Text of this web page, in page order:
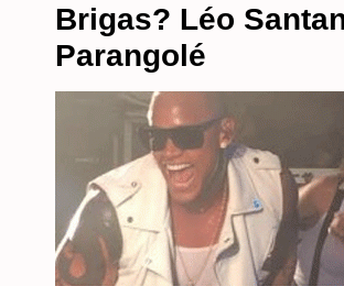
Brigas? Léo
Parangolé